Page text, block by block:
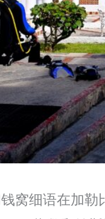
窝细语在加勒